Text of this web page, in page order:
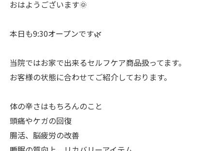
おはようございます🌞
本日も9:30オープンです🌿
当院ではお家で出来るセルフケア商品扱ってます。
お客様の状態に合わせてご紹介しております。
体の辛さはもちろんのこと
頭痛やケガの回復
腸活、脳疲労の改善